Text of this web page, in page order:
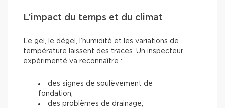
L’impact du temps et du climat
Le gel, le dégel, l’humidité et les variations de
température laissent des traces. Un inspecteur
expérimenté va reconnaître :
des signes de soulèvement de
fondation;
des problèmes de drainage;